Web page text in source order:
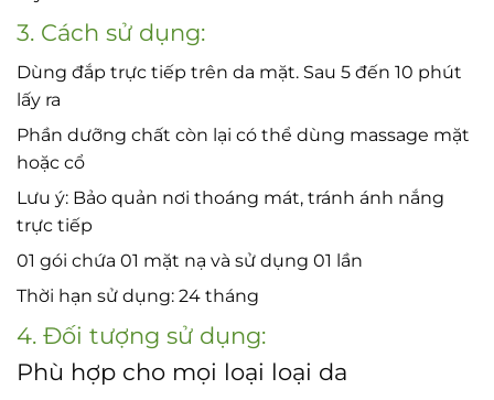
3. Cách sử dụng:
Dùng đắp trực tiếp trên da mặt. Sau 5 đến 10 phút
lấy ra
Phần dưỡng chất còn lại có thể dùng massage mặt
hoặc cổ
Lưu ý: Bảo quản nơi thoáng mát, tránh ánh nắng
trực tiếp
01 gói chứa 01 mặt nạ và sử dụng 01 lần
Thời hạn sử dụng: 24 tháng
4. Đối tượng sử dụng:
Phù hợp cho mọi loại loại da